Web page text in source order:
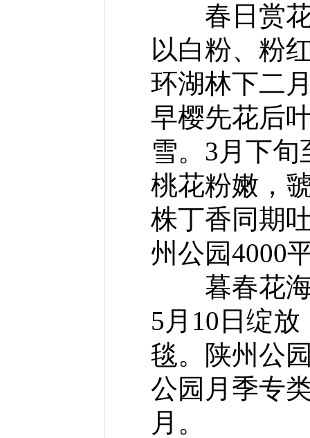
春日赏花
以白粉、粉
环湖林下二
早樱先花后
雪。3月下
桃花粉嫩，
株丁香同期
州公园4000
暮春花海
5月10日绽
毯。陕州公
公园月季专
月。